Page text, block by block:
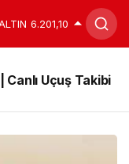
6.201,10
Canlı Uçuş Takibi